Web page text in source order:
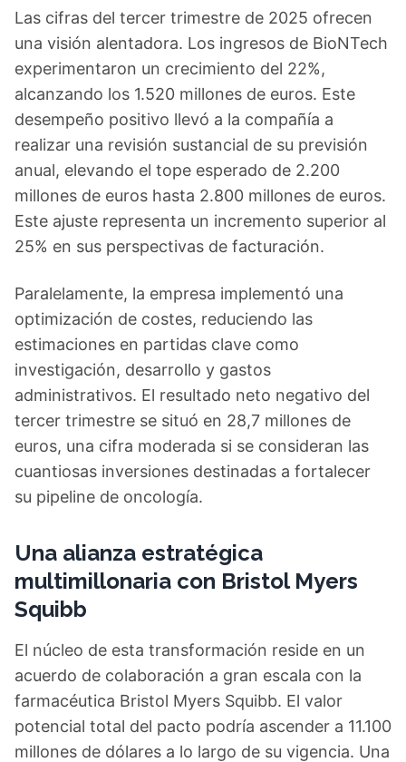
Las cifras del tercer trimestre de 2025 ofrecen
una visión alentadora. Los ingresos de BioNTech
experimentaron un crecimiento del 22%,
alcanzando los 1.520 millones de euros. Este
desempeño positivo llevó a la compañía a
realizar una revisión sustancial de su previsión
anual, elevando el tope esperado de 2.200
millones de euros hasta 2.800 millones de euros.
Este ajuste representa un incremento superior al
25% en sus perspectivas de facturación.
Paralelamente, la empresa implementó una
optimización de costes, reduciendo las
estimaciones en partidas clave como
investigación, desarrollo y gastos
administrativos. El resultado neto negativo del
tercer trimestre se situó en 28,7 millones de
euros, una cifra moderada si se consideran las
cuantiosas inversiones destinadas a fortalecer
su pipeline de oncología.
Una alianza estratégica
multimillonaria con Bristol Myers
Squibb
El núcleo de esta transformación reside en un
acuerdo de colaboración a gran escala con la
farmacéutica Bristol Myers Squibb. El valor
potencial total del pacto podría ascender a 11.100
millones de dólares a lo largo de su vigencia. Una